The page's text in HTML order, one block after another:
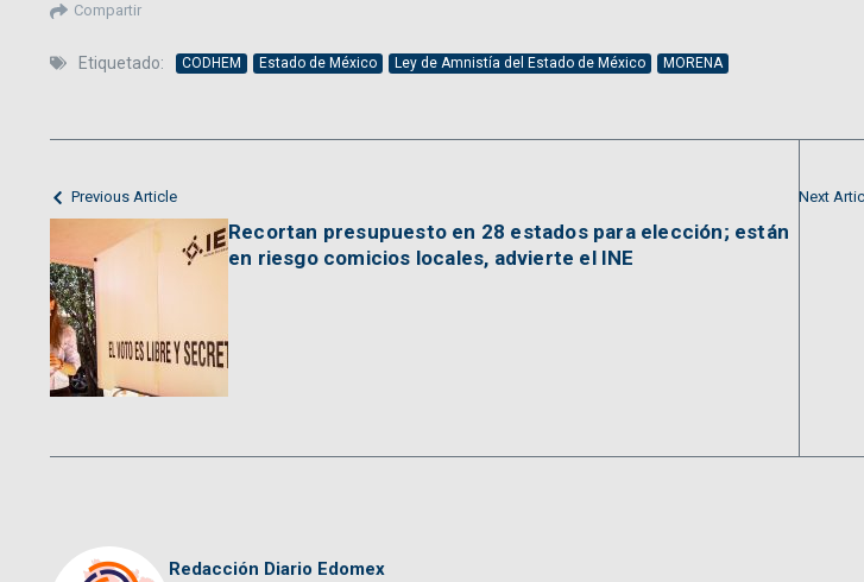
Compartir
Etiquetado: CODHEM Estado de México Ley de Amnistía del Estado de México MORENA
Previous Article
Recortan presupuesto en 28 estados para elección; están
en riesgo comicios locales, advierte el INE
Next
Redacción Diario Edomex